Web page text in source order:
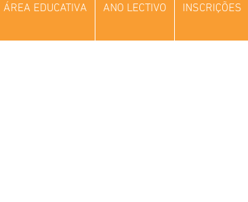
ÁREA EDUCATIVA ANO LECTIVO INSCRIÇÕES